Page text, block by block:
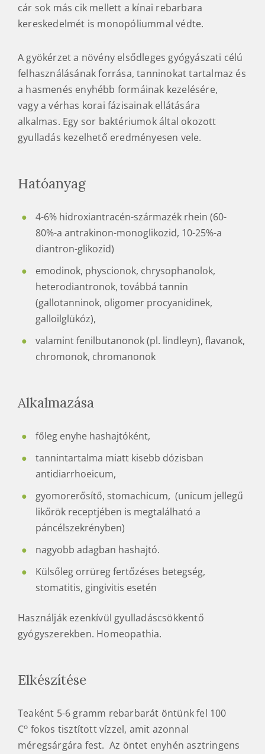
cár sok más cik mellett a kínai rebarbara
kereskedelmét is monopóliummal védte.
A gyökérzet a növény elsődleges gyógyászati célú
felhasználásának forrása, tanninokat tartalmaz és
a hasmenés enyhébb formáinak kezelésére,
vagy a vérhas korai fázisainak ellátására
alkalmas. Egy sor baktériumok által okozott
gyulladás kezelhető eredményesen vele.
Hatóanyag
4-6% hidroxiantracén-származék rhein (60-
80%-a antrakinon-monoglikozid, 10-25%-a
diantron-glikozid)
emodinok, physcionok, chrysophanolok,
heterodiantronok, továbbá tannin
(gallotanninok, oligomer procyanidinek,
galloilglükóz),
valamint fenilbutanonok (pl. lindleyn), flavanok,
chromonok, chromanonok
Alkalmazása
főleg enyhe hashajtóként,
tannintartalma miatt kisebb dózisban
antidiarrhoeicum,
gyomorerősítő, stomachicum, (unicum jellegű
likőrök receptjében is megtalálható a
páncélszekrényben)
nagyobb adagban hashajtó.
Külsőleg orrüreg fertőzéses betegség,
stomatitis, gingivitis esetén
Használják ezenkívül gyulladáscsökkentő
gyógyszerekben. Homeopathia.
Elkészítése
Teaként 5-6 gramm rebarbarát öntünk fel 100
Co fokos tisztított vízzel, amit azonnal
méregsárgára fest. Az öntet enyhén asztringens